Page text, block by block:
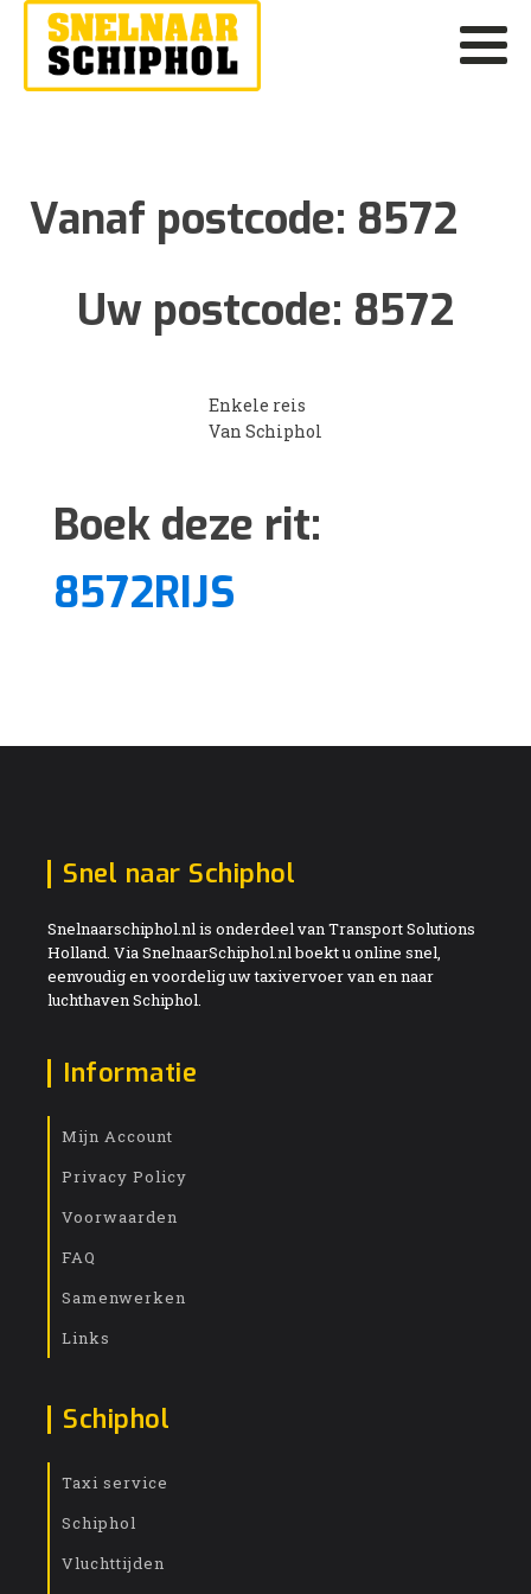
Vanaf postcode: 8572
Uw postcode: 8572
Enkele reis
Van Schiphol
Boek deze rit:
8572RIJS
Snel naar Schiphol
Snelnaarschiphol.nl is onderdeel van Transport Solutions
Holland. Via SnelnaarSchiphol.nl boekt u online snel,
eenvoudig en voordelig uw taxivervoer van en naar
luchthaven Schiphol.
Informatie
Mijn Account
Privacy Policy
Voorwaarden
FAQ
Samenwerken
Links
Schiphol
Taxi service
Schiphol
Vluchttijden